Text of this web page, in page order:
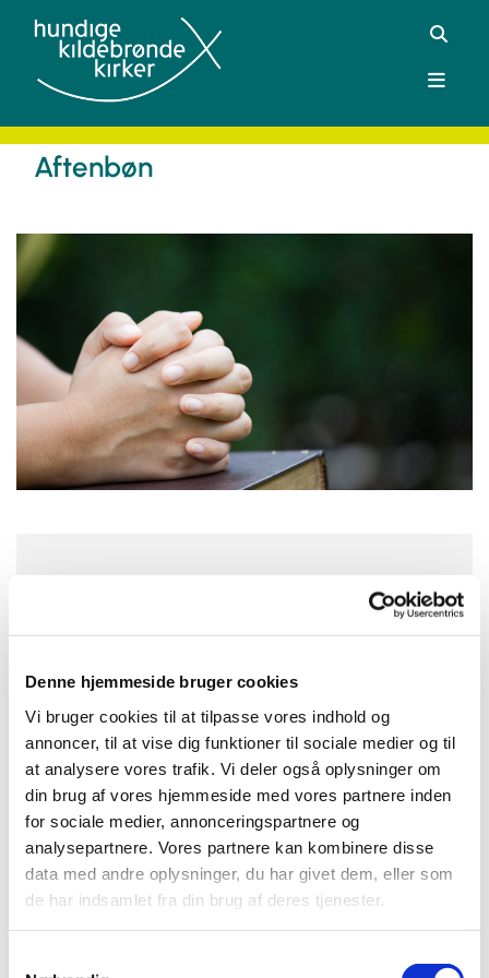
Denne hjemmeside bruger cookies
Vi bruger cookies til at tilpasse vores indhold og
annoncer, til at vise dig funktioner til sociale medier og til
at analysere vores trafik. Vi deler også oplysninger om
din brug af vores hjemmeside med vores partnere inden
for sociale medier, annonceringspartnere og
analysepartnere. Vores partnere kan kombinere disse
data med andre oplysninger, du har givet dem, eller som
de har indsamlet fra din brug af deres tjenester.
Aftenbøn
Tirsdag 13. oktober 2026, kl. 17:00
Greve
Bente og Jens
Den 2. og 4. tirsdag i hver måned er der aftenbøn.
Er der emner, der ønskes forbøn omkring, kan dette
nævnes under selve Aftenbønnen i kirken.